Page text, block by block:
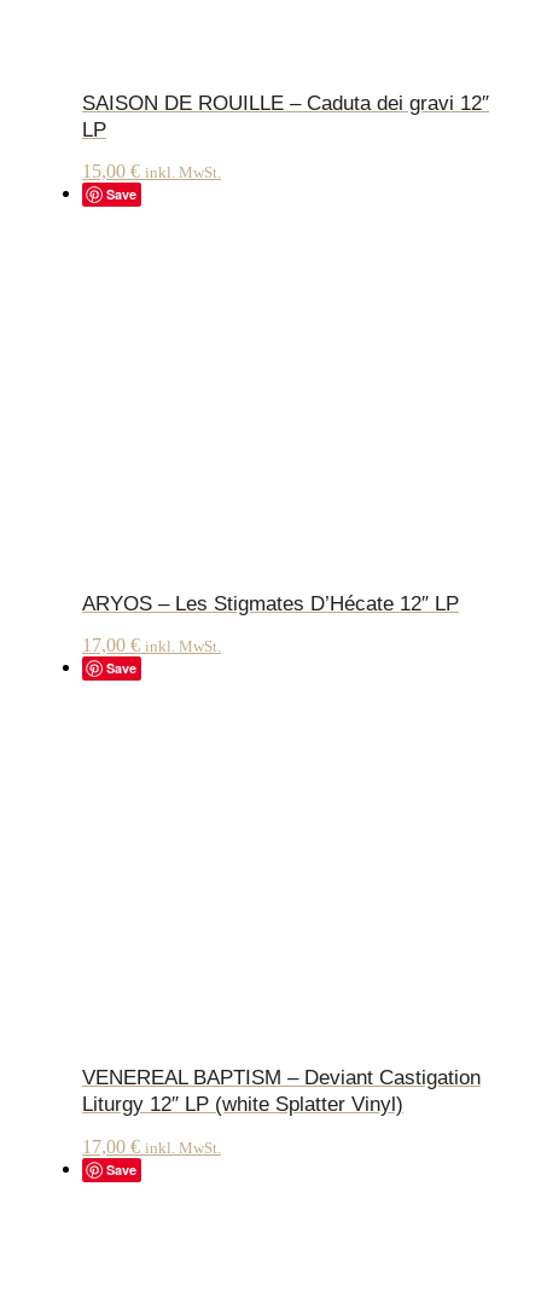
SAISON DE ROUILLE – Caduta dei gravi 12″
LP
15,00 € inkl. MwSt.
Save
ARYOS – Les Stigmates D’Hécate 12″ LP
17,00 € inkl. MwSt.
Save
VENEREAL BAPTISM – Deviant Castigation
Liturgy 12″ LP (white Splatter Vinyl)
17,00 € inkl. MwSt.
Save